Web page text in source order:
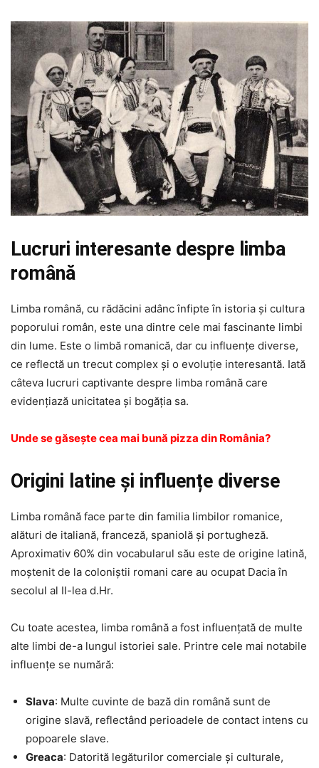
Lucruri interesante despre limba
română
Limba română, cu rădăcini adânc înfipte în istoria și cultura
poporului român, este una dintre cele mai fascinante limbi
din lume. Este o limbă romanică, dar cu influențe diverse,
ce reflectă un trecut complex și o evoluție interesantă. Iată
câteva lucruri captivante despre limba română care
evidențiază unicitatea și bogăția sa.
Unde se găsește cea mai bună pizza din România?
Origini latine și influențe diverse
Limba română face parte din familia limbilor romanice,
alături de italiană, franceză, spaniolă și portugheză.
Aproximativ 60% din vocabularul său este de origine latină,
moștenit de la coloniștii romani care au ocupat Dacia în
secolul al II-lea d.Hr.
Cu toate acestea, limba română a fost influențată de multe
alte limbi de-a lungul istoriei sale. Printre cele mai notabile
influențe se numără:
Slava: Multe cuvinte de bază din română sunt de
origine slavă, reflectând perioadele de contact intens cu
popoarele slave.
Greaca: Datorită legăturilor comerciale și culturale,